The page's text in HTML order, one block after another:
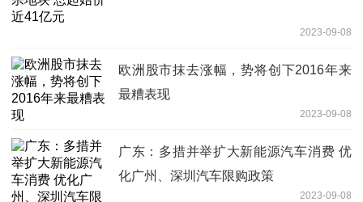
2023-09-08
欧洲股市抹去涨幅，势将创下2016年来
最糟表现
2023-09-08
广东：多措并举扩大新能源汽车消费 优
化广州、深圳汽车限购政策
2023-09-08